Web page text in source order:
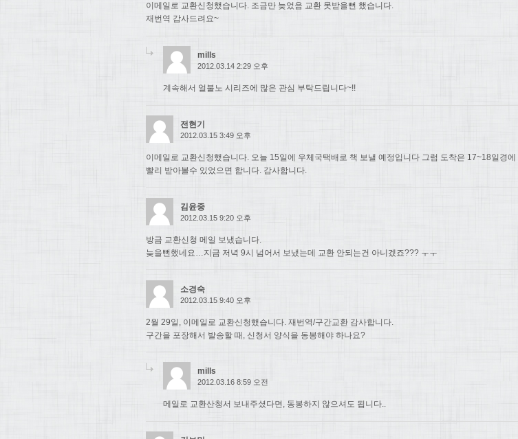
이메일로 교환신청했습니다. 조금만 늦었음 교환 못받을뻔 했습니다.
재번역 감사드려요~
mills
2012.03.14 2:29 오후
계속해서 얼불노 시리즈에 많은 관심 부탁드립니다~!!
전현기
2012.03.15 3:49 오후
이메일로 교환신청했습니다. 오늘 15일에 우체국택배로 책 보낼 예정입니다 그럼 도착은 17~18일경
빨리 받아볼수 있었으면 합니다. 감사합니다.
김윤중
2012.03.15 9:20 오후
방금 교환신청 메일 보냈습니다.
늦을뻔했네요…지금 저녁 9시 넘어서 보냈는데 교환 안되는건 아니겠죠??? ㅜㅜ
소경숙
2012.03.15 9:40 오후
2월 29일, 이메일로 교환신청했습니다. 재번역/구간교환 감사합니다.
구간을 포장해서 발송할 때, 신청서 양식을 동봉해야 하나요?
mills
2012.03.16 8:59 오전
메일로 교환산청서 보내주셨다면, 동봉하지 않으셔도 됩니다..